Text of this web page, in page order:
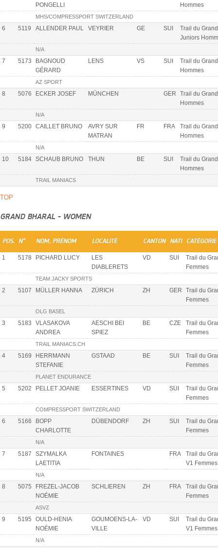
PONGELLI
Hommes
MHS/COMPRESSPORT SWITZERLAND
6 5119 ALLENDER PAUL VEYRIER GE SUI
Trail du
Juniors
N/A
7 5173
BAGNOUD
GÉRARD
LENS VS SUI
Trail du
Hommes
AZ SPORT
8 5076 ECKER JOSEF MÜNCHEN GER
Trail du
Hommes
N/A
9 5200 CAILLET BRUNO
AVRY SUR
MATRAN
FR FRA
Trail du
Hommes
N/A
10 5184 SCHAUB BRUNO THUN BE SUI
Trail du
Hommes
TRAIL MANIACS
TOP
GRAND BHARAL - WOMEN
POS. N° NOM, PRÉNOM LOCALITÉ CANTON NATI CATÉGORIE
1 5178 PICHARD LUCY
LES
DIABLERETS
VD SUI
Trail du
Femmes
TEAM JACKY SPORTS
2 5107 MÜLLER HANNA ZÜRICH ZH GER
Trail du
Femmes
OLG BASEL
3 5183
VLASAKOVA
ANDREA
AESCHI BEI
SPIEZ
BE CZE
Trail du
Femmes
TRAIL MANIACS.CH
4 5169
HERRMANN
STEFANIE
GSTAAD BE SUI
Trail du
Femmes
PLANET ENDURANCE
5 5202 PELLET JOANIE ESSERTINES VD SUI
Trail du
Femmes
COMPRESSPORT SWITZERLAND
6 5166
BOPP
CHARLOTTE
DÜBENDORF ZH SUI
Trail du
Femmes
N/A
7 5187
SZYMALKA
LAETITIA
FONTAINES FRA
Trail du
V1 Femmes
N/A
8 5075
FREZEL-JACOB
NOÉMIE
SCHLIEREN ZH FRA
Trail du
Femmes
ASVZ
9 5195
OULD-HENIA
NOÉMIE
GOUMOENS-LA-
VILLE
VD SUI
Trail du
V1 Femmes
N/A